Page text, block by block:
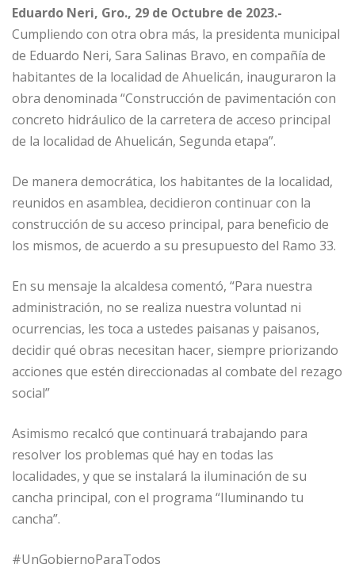
Eduardo Neri, Gro., 29 de Octubre de 2023.-
Cumpliendo con otra obra más, la presidenta municipal
de Eduardo Neri, Sara Salinas Bravo, en compañía de
habitantes de la localidad de Ahuelicán, inauguraron la
obra denominada “Construcción de pavimentación con
concreto hidráulico de la carretera de acceso principal
de la localidad de Ahuelicán, Segunda etapa”.
De manera democrática, los habitantes de la localidad,
reunidos en asamblea, decidieron continuar con la
construcción de su acceso principal, para beneficio de
los mismos, de acuerdo a su presupuesto del Ramo 33.
En su mensaje la alcaldesa comentó, “Para nuestra
administración, no se realiza nuestra voluntad ni
ocurrencias, les toca a ustedes paisanas y paisanos,
decidir qué obras necesitan hacer, siempre priorizando
acciones que estén direccionadas al combate del rezago
social”
Asimismo recalcó que continuará trabajando para
resolver los problemas qué hay en todas las
localidades, y que se instalará la iluminación de su
cancha principal, con el programa “Iluminando tu
cancha”.
#UnGobiernoParaTodos